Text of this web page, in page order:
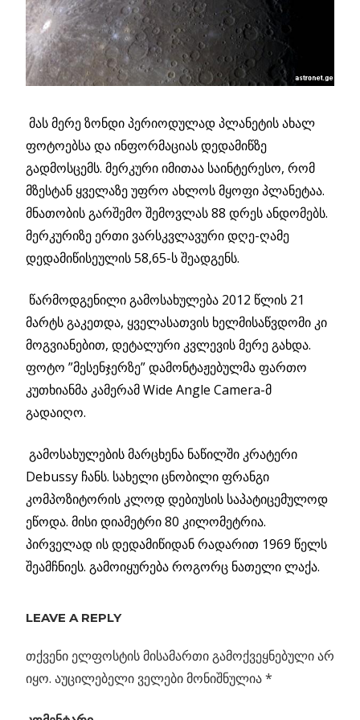
მას მერე ზონდი პერიოდულად პლანეტის ახალ
ფოტოებსა და ინფორმაციას დედამიწზე
გადმოსცემს. მერკური იმითაა საინტერესო, რომ
მზესტან ყველაზე უფრო ახლოს მყოფი პლანეტაა.
მნათობის გარშემო შემოვლას 88 დრეს ანდომებს.
მერკურიზე ერთი ვარსკვლავური დღე-ღამე
დედამიწისეულის 58,65-ს შეადგენს.
წარმოდგენილი გამოსახულება 2012 წლის 21
მარტს გაკეთდა, ყველასათვის ხელმისაწვდომი კი
მოგვიანებით, დეტალური კვლევის მერე გახდა.
ფოტო ”მესენჯერზე” დამონტაჟებულმა ფართო
კუთხიანმა კამერამ Wide Angle Camera-მ
გადაიღო.
გამოსახულების მარცხენა ნაწილში კრატერი
Debussy ჩანს. სახელი ცნობილი ფრანგი
კომპოზიტორის კლოდ დებიუსის საპატიცემულოდ
ეწოდა. მისი დიამეტრი 80 კილომეტრია.
პირველად ის დედამიწიდან რადარით 1969 წელს
შეამჩნიეს. გამოიყურება როგორც ნათელი ლაქა.
ᲪᲮᲔᲚᲘ
პოსტის
Post:
ობსერვატორია
LEAVE A REPLY
თქვენი ელფოსტის მისამართი გამოქვეყნებული არ
იყო. აუცილებელი ველები მონიშნულია*